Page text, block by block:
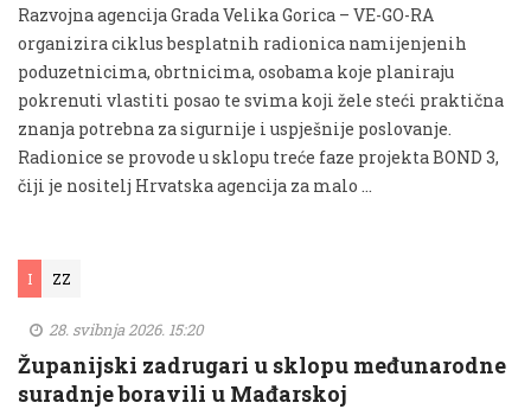
Razvojna agencija Grada Velika Gorica – VE-GO-RA
organizira ciklus besplatnih radionica namijenjenih
poduzetnicima, obrtnicima, osobama koje planiraju
pokrenuti vlastiti posao te svima koji žele steći praktična
znanja potrebna za sigurnije i uspješnije poslovanje.
Radionice se provode u sklopu treće faze projekta BOND 3,
čiji je nositelj Hrvatska agencija za malo …
I ZZ
28. svibnja 2026. 15:20
Županijski zadrugari u sklopu međunarodne
suradnje boravili u Mađarskoj